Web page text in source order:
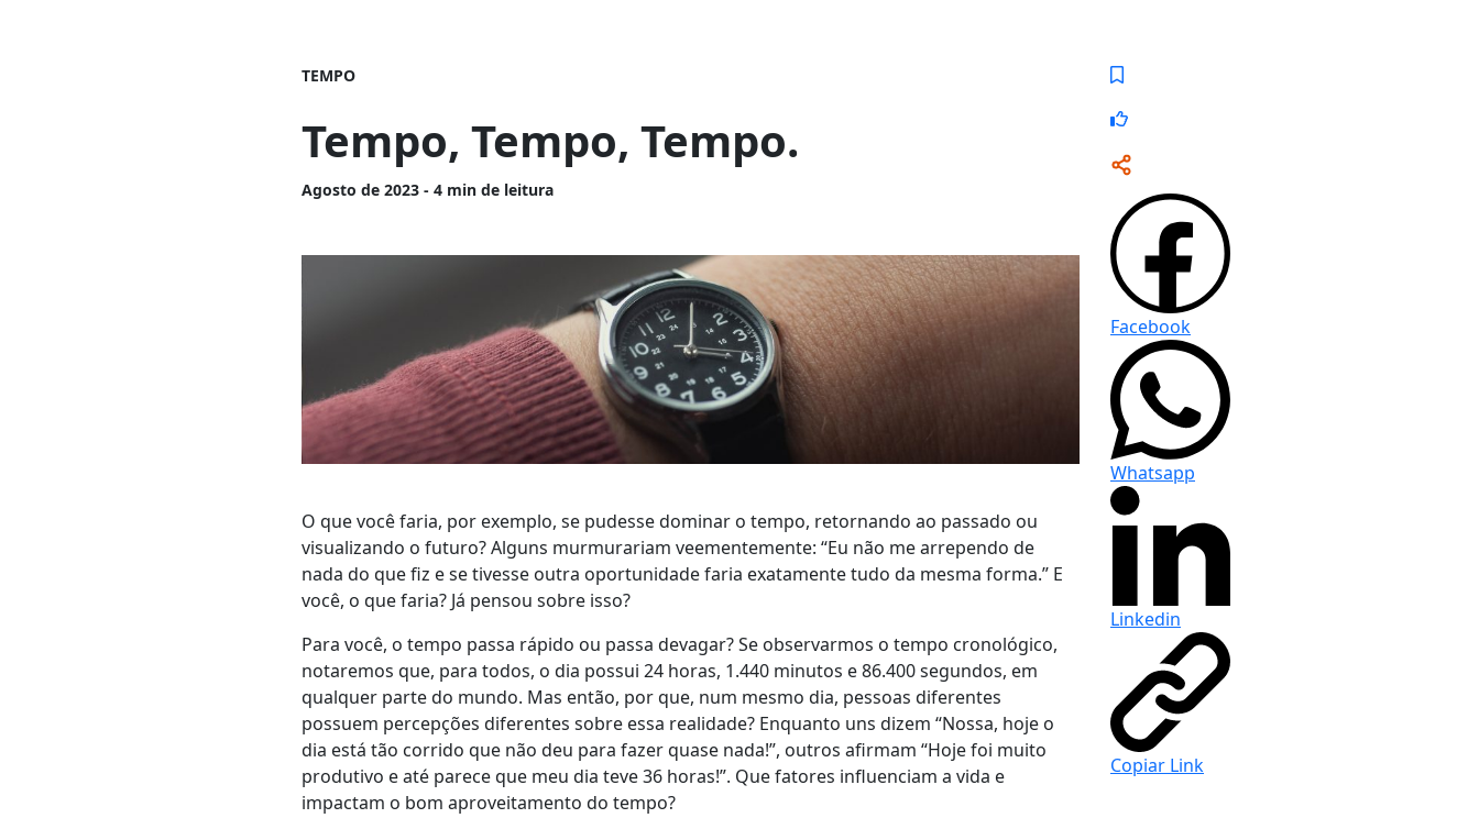
Facebook
Whatsapp
Linkedin
Copiar Link
TEMPO
Tempo, Tempo, Tempo.
Agostode 2023 - 4 min de leitura
O que você faria, por exemplo, se pudesse dominar o tempo, retornando ao passado ou
visualizando o futuro? Alguns murmurariam veementemente: “Eu não me arrependo de
nada do que fiz e se tivesse outra oportunidade faria exatamente tudo da mesma forma.” E
você, o que faria? Já pensou sobre isso?
Para você, o tempo passa rápido ou passa devagar? Se observarmos o tempo cronológico,
notaremos que, para todos, o dia possui 24 horas, 1.440 minutos e 86.400 segundos, em
qualquer parte do mundo. Mas então, por que, num mesmo dia, pessoas diferentes
possuem percepções diferentes sobre essa realidade? Enquanto uns dizem “Nossa, hoje o
dia está tão corrido que não deu para fazer quase nada!”, outros afirmam “Hoje foi muito
produtivo e até parece que meu dia teve 36 horas!”. Que fatores influenciam a vida e
impactam o bom aproveitamento do tempo?